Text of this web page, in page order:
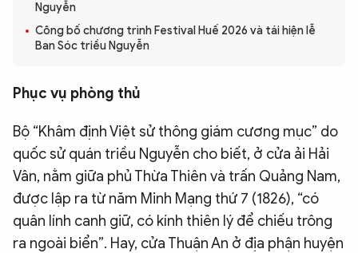
QUỐC TẾ
BẠN ĐỌC & CAND
ĐA PHƯƠNG TIỆN
eMagazine
Podcast
Video Ảnh
Nguyễn
Công bố chương trình Festival Huế 2026 và tái hiện lễ
Ban Sóc triều Nguyễn
Phục vụ phòng thủ
Bộ “Khâm định Việt sử thông giám cương mục” do
quốc sử quán triều Nguyễn cho biết, ở cửa ải Hải
Vân, nằm giữa phủ Thừa Thiên và trấn Quảng Nam,
được lập ra từ năm Minh Mạng thứ 7 (1826), “có
quân lính canh giữ, có kính thiên lý để chiếu trông
ra ngoài biển”. Hay, cửa Thuận An ở địa phận huyện